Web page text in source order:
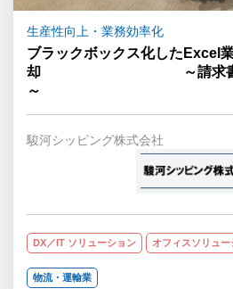
生産性向上・業務効率化
ブラックボックス化したExcel
却 ～請求書業務を
～
駿河シッピング株式会社
DX／IT ソリューション オフィスソリュー
物流・運輸業